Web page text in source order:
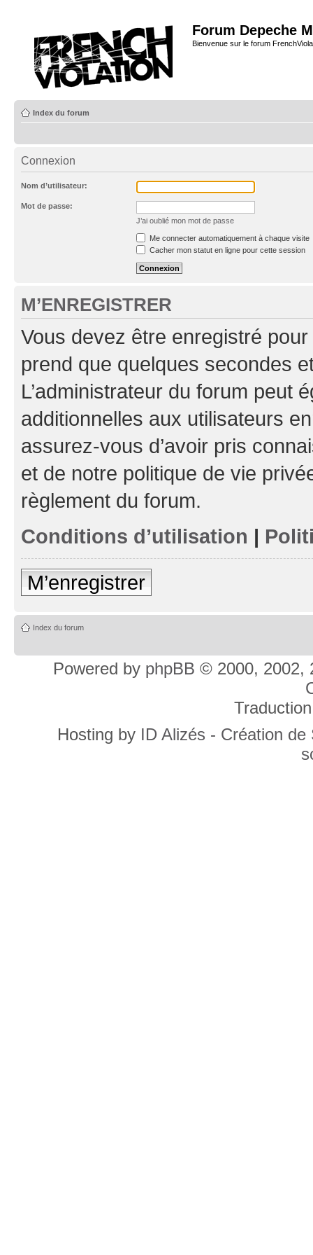
Forum Depeche
Bienvenue sur le forum
Index du forum
Connexion
Nom d’utilisateur:
Mot de passe:
J’ai oublié mon mot de passe
Me connecter automatiquement à chaque visite
Cacher mon statut en ligne pour cette session
M’ENREGISTRER
Vous devez être enregistré
prend que quelques secondes
L’administrateur du forum peut
additionnelles aux utilisateurs
assurez-vous d’avoir pris
et de notre politique de vie
règlement du forum.
Conditions d’utilisation |
M’enregistrer
Index du forum
Powered by phpBB © 2000, 2002,
Hosting by ID Alizés - Création